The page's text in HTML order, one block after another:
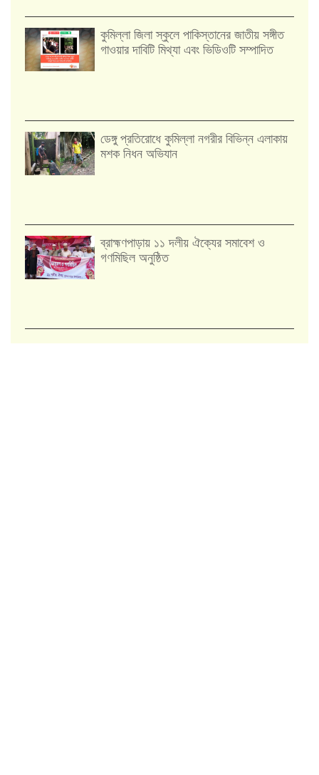
কুমিল্লা জিলা স্কুলে পাকিস্তানের জাতীয় সঙ্গীত
গাওয়ার দাবিটি মিথ্যা এবং ভিডিওটি সম্পাদিত
ডেঙ্গু প্রতিরোধে কুমিল্লা নগরীর বিভিন্ন এলাকায়
মশক নিধন অভিযান
‎ব্রাহ্মণপাড়ায় ১১ দলীয় ঐক্যের সমাবেশ ও
গণমিছিল অনুষ্ঠিত